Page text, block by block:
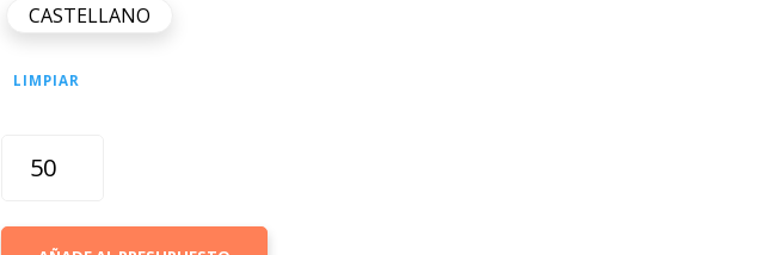
CASTELLANO
LIMPIAR
MACAPÁ
MINI